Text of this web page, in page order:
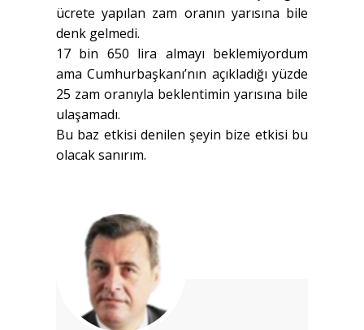
ücrete yapılan zam oranın yarısına bile
denk gelmedi.
17 bin 650 lira almayı beklemiyordum
ama Cumhurbaşkanı’nın açıkladığı yüzde
25 zam oranıyla beklentimin yarısına bile
ulaşamadı.
Bu baz etkisi denilen şeyin bize etkisi bu
olacak sanırım.